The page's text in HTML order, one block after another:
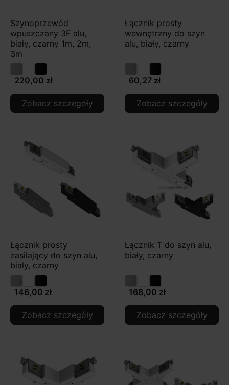
Szynoprzewód
wpuszczany 3F alu,
biały, czarny 1m, 2m,
3m
220,00 zł
Zobacz szczegóły
Łącznik prosty
wewnętrzny do szyn
alu, biały, czarny
60,27 zł
Zobacz szczegóły
Łącznik prosty
zasilający do szyn alu,
biały, czarny
146,00 zł
Zobacz szczegóły
Łącznik T do szyn alu,
biały, czarny
168,00 zł
Zobacz szczegóły